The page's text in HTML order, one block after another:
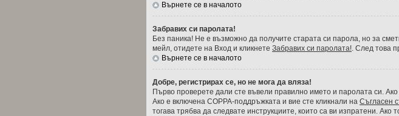
Върнете се в началото
Забравих си паролата!
Без паника! Не е възможно да получите старата си парола, но за
мейл, отидете на Вход и кликнете Забравих си паролата!. След това
Върнете се в началото
Добре, регистрирах се, но не мога да вляза!
Първо проверете дали сте въвели правилно името и паролата си.
Ако е включена COPPA-поддръжката и вие сте кликнали на Съгласен
тогава трябва да следвате инструкциите, които са ви изпратени.